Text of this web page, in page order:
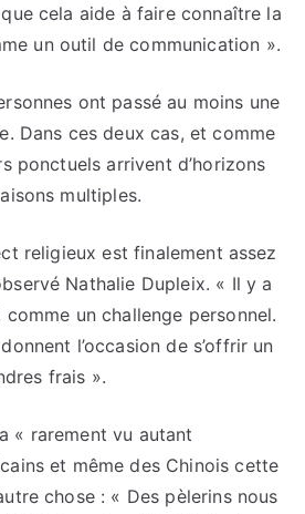
cela aide à faire connaître la
un outil de communication ».
ont passé au moins une
Dans ces deux cas, et comme
ponctuels arrivent d’horizons
multiples.
religieux est finalement assez
Nathalie Dupleix. « Il y a
un challenge personnel.
l’occasion de s’offrir un
frais ».
« rarement vu autant
et même des Chinois cette
chose : « Des pèlerins nous